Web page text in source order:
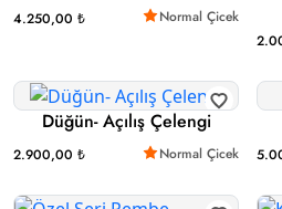
4.250,00 ₺ Normal Çicek
Düğün- Açılış Çelengi
2.900,00 ₺ Normal Çicek